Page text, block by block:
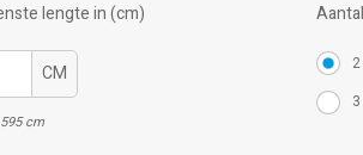
lengte in (cm)
CM
cm